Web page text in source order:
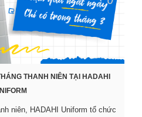
THANH NIÊN TẠI HADAHI
niên, HADAHI Uniform tổ chức